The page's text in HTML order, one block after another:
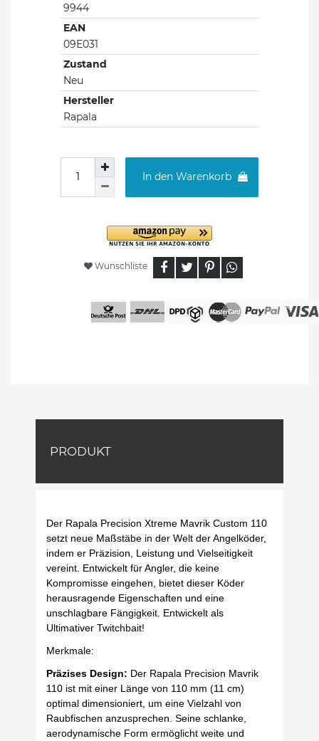
9944
EAN
09E031
Zustand
Neu
Hersteller
Rapala
In den Warenkorb
Wunschliste
PRODUKT
Der Rapala Precision Xtreme Mavrik Custom 110
setzt neue Maßstäbe in der Welt der Angelköder,
indem er Präzision, Leistung und Vielseitigkeit
vereint. Entwickelt für Angler, die keine
Kompromisse eingehen, bietet dieser Köder
herausragende Eigenschaften und eine
unschlagbare Fängigkeit. Entwickelt als
Ultimativer Twitchbait!
Merkmale:
Präzises Design: Der Rapala Precision Mavrik
110 ist mit einer Länge von 110 mm (11 cm)
optimal dimensioniert, um eine Vielzahl von
Raubfischen anzusprechen. Seine schlanke,
aerodynamische Form ermöglicht weite und